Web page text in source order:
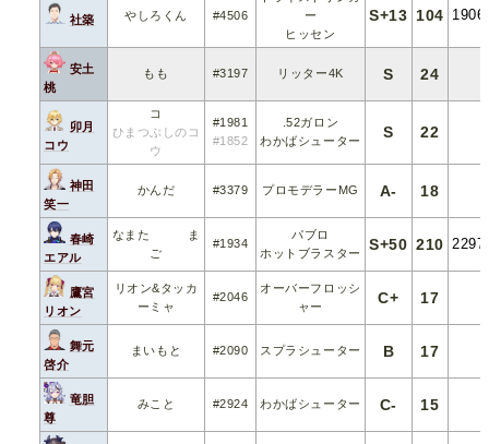
社築 やしろくん #4506
ー
ヒッセン
S+13 104
安土
桃
もも #3197 リッター4K S 24
卯月
コウ
コ
ひまつぶしのコ
ウ
#1981
#1852
.52ガロン
わかばシューター
S 22
神田
笑一
かんだ #3379 プロモデラーMG A- 18
春崎
エアル
なまた ま
ご
#1934
パブロ
ホットブラスター
S+50 210
鷹宮
リオン
リオン&タッカ
ーミャ
#2046
オーバーフロッシ
ャー
C+ 17
舞元
啓介
まいもと #2090 スプラシューター B 17
竜胆
尊
みこと #2924 わかばシューター C- 15